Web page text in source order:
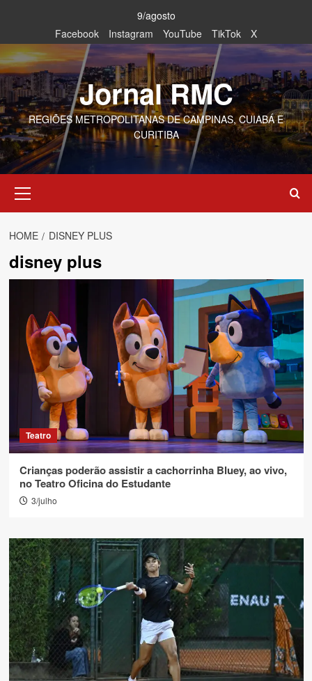
content
9/agosto
Facebook
Instagram YouTube TikTok X
Jornal RMC
REGIÕES METROPOLITANAS DE CAMPINAS, CUIABÁ E
CURITIBA
Menu
HOME DISNEY PLUS
disney plus
Teatro
Crianças poderão assistir a cachorrinha Bluey, ao vivo,
no Teatro Oficina do Estudante
3/julho